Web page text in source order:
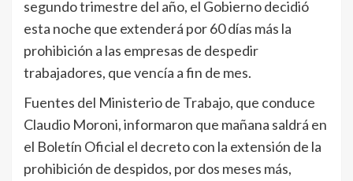
segundo trimestre del año, el Gobierno decidió
esta noche que extenderá por 60 días más la
prohibición a las empresas de despedir
trabajadores, que vencía a fin de mes.
Fuentes del Ministerio de Trabajo, que conduce
Claudio Moroni, informaron que mañana saldrá en
el Boletín Oficial el decreto con la extensión de la
prohibición de despidos, por dos meses más,